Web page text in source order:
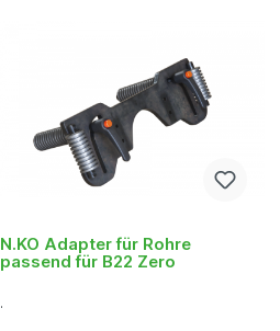
N.KO Adapter für Rohre
passend für B22 Zero
.